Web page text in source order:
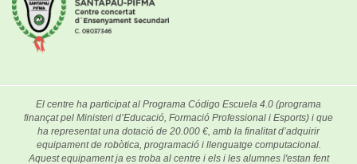
El centre ha participat al Programa Código Escuela 4.0 (programa
finançat pel Ministeri d’Educació, Formació Professional i Esports) i que
ha representat una dotació de 20.000 €, amb la finalitat d’adquirir
equipament de robòtica, programació i llenguatge computacional.
Aquest equipament ja es troba al centre i els i les alumnes l'estan fent